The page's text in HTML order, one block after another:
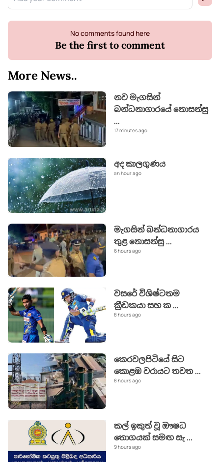
No comments found here
Be the first to comment
More News..
නව මැගසින්
බන්ධනාගාරයේ නොසන්සු
...
17 minutes ago
අද කාලගුණය
an hour ago
මැගසින් බන්ධනාගාරය
තුළ නොසන්සු...
6 hours ago
වසරේ විශිෂ්ටතම
ක්‍රීඩකයා සහ ක...
8 hours ago
කෙරවලපිටියේ සිට
කොළඹ වරායට තවත...
8 hours ago
කල් ඉකුත් වූ ඖෂධ
තොගයක් සමඟ සැ...
9 hours ago